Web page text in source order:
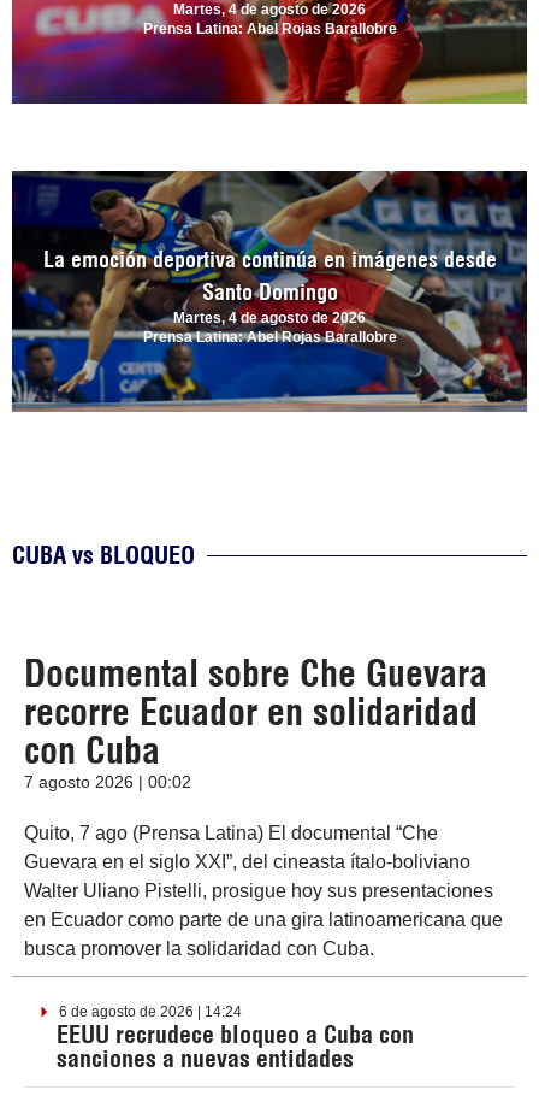
Martes, 4 de agosto de 2026
Prensa Latina: Abel Rojas Barallobre
La emoción deportiva continúa en imágenes desde
Santo Domingo
Martes, 4 de agosto de 2026
Prensa Latina: Abel Rojas Barallobre
CUBA vs BLOQUEO
Documental sobre Che Guevara
recorre Ecuador en solidaridad
con Cuba
7 agosto 2026 | 00:02
Quito, 7 ago (Prensa Latina) El documental “Che
Guevara en el siglo XXI”, del cineasta ítalo-boliviano
Walter Uliano Pistelli, prosigue hoy sus presentaciones
en Ecuador como parte de una gira latinoamericana que
busca promover la solidaridad con Cuba.
6 de agosto de 2026 | 14:24
EEUU recrudece bloqueo a Cuba con
sanciones a nuevas entidades